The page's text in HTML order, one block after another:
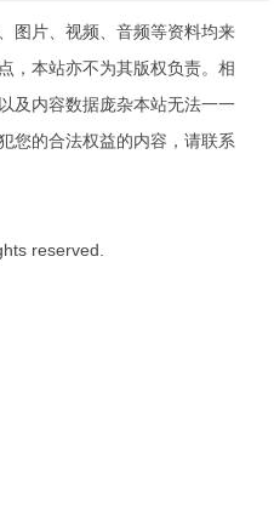
图片、视频、音频等资料均来
，本站亦不为其版权负责。相
及内容数据庞杂本站无法一一
您的合法权益的内容，请联系
reserved.